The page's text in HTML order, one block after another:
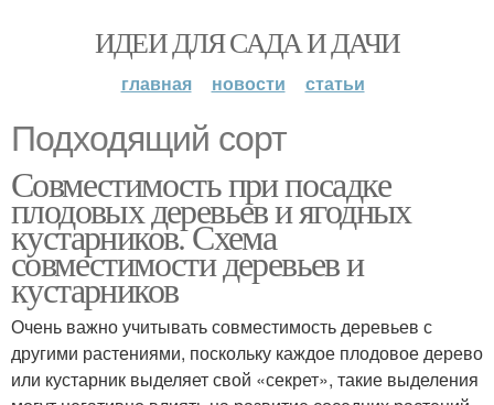
ИДЕИ ДЛЯ САДА И ДАЧИ
главная новости статьи
Подходящий сорт
Совместимость при посадке
плодовых деревьев и ягодных
кустарников. Схема
совместимости деревьев и
кустарников
Очень важно учитывать совместимость деревьев с
другими растениями, поскольку каждое плодовое дерево
или кустарник выделяет свой «секрет», такие выделения